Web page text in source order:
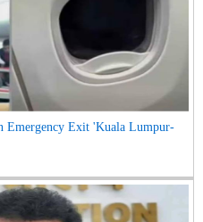
Emergency Exit 'Kuala Lumpur-